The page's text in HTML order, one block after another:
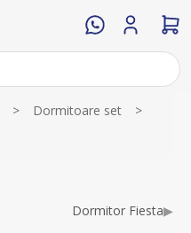
> Dormitoare set
>
Dormitor Fiesta▶
Valoarea atributului